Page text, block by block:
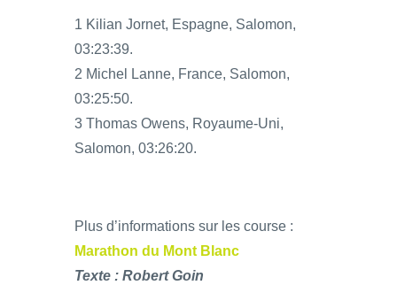
1 Kilian Jornet, Espagne, Salomon,
03:23:39.
2 Michel Lanne, France, Salomon,
03:25:50.
3 Thomas Owens, Royaume-Uni,
Salomon, 03:26:20.
Plus d’informations sur les course :
Marathon du Mont Blanc
Texte : Robert Goin